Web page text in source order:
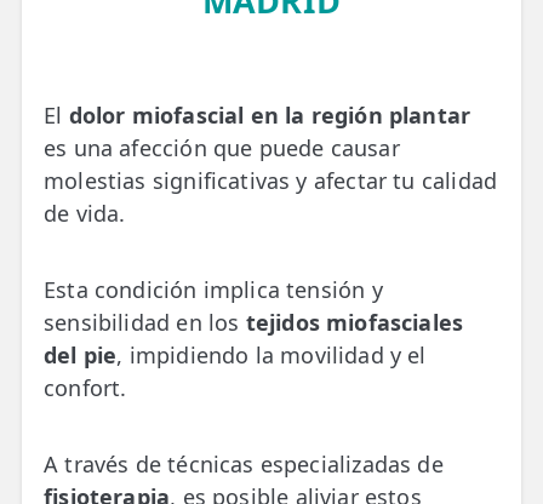
📅 Pedir Cita
📰 Blog
🏢 Empresas
UBICACIONES
🔍 Buscador Clínicas
📍 Barrio del Pilar
📍 Barrio Salamanca
El dolor miofascial en la región plantar
es una afección que puede causar
molestias significativas y afectar tu calidad
de vida.
Esta condición implica tensión y
sensibilidad en los tejidos miofasciales
del pie, impidiendo la movilidad y el
confort.
A través de técnicas especializadas de
fisioterapia, es posible aliviar estos